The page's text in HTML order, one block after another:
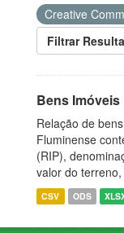
Creative
Filtrar
Bens Imóveis
Relação de
Fluminense
(RIP),
valor do
CSV ODS